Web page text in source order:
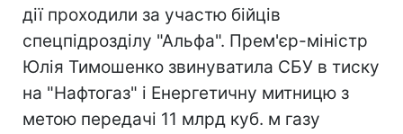
дії проходили за участю бійців
спецпідрозділу "Альфа". Прем'єр-міністр
Юлія Тимошенко звинуватила СБУ в тиску
на "Нафтогаз" і Енергетичну митницю з
метою передачі 11 млрд куб. м газу